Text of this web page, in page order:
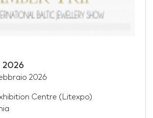
2026
2026
Centre (Litexpo)